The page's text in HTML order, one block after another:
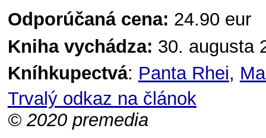
Odporúčaná cena: 24.90 eur
Kniha vychádza: 30. augusta
Kníhkupectvá: Panta Rhei,
Trvalý odkaz na článok
© 2020 premedia